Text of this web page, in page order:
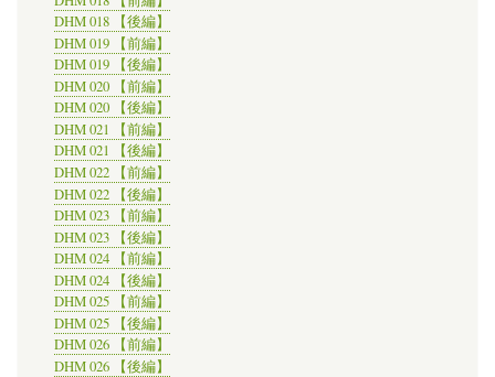
DHM 018 【後編】
DHM 019 【前編】
DHM 019 【後編】
DHM 020 【前編】
DHM 020 【後編】
DHM 021 【前編】
DHM 021 【後編】
DHM 022 【前編】
DHM 022 【後編】
DHM 023 【前編】
DHM 023 【後編】
DHM 024 【前編】
DHM 024 【後編】
DHM 025 【前編】
DHM 025 【後編】
DHM 026 【前編】
DHM 026 【後編】